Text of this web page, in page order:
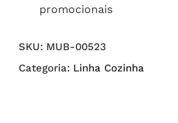
promocionais
SKU: MUB-00523
Categoria: Linha Cozinha